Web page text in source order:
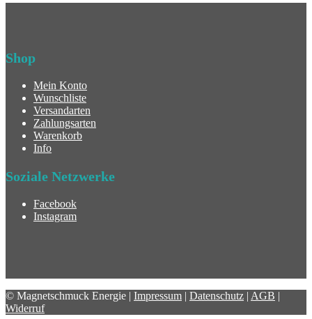
Shop
Mein Konto
Wunschliste
Versandarten
Zahlungsarten
Warenkorb
Info
Soziale Netzwerke
Facebook
Instagram
© Magnetschmuck Energie | Impressum | Datenschutz | AGB |
Widerruf